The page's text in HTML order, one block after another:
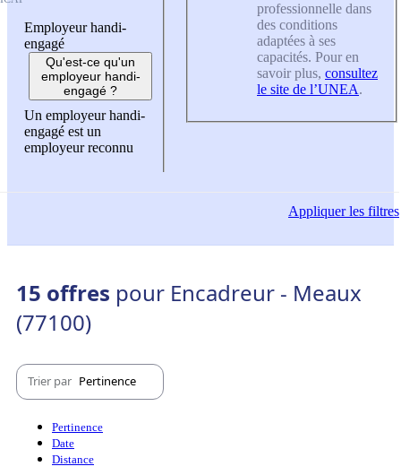
Employeur handi-
engagé
Qu'est-ce qu'un
employeur handi-
engagé ?
Un employeur handi-
engagé est un
employeur reconnu
professionnelle dans
des conditions
adaptées à ses
capacités. Pour en
savoir plus, consultez
le site de l’UNEA.
Appliquerles filtres
15 offres pour Encadreur - Meaux
(77100)
Trier par Pertinence
Pertinence
Date
Distance